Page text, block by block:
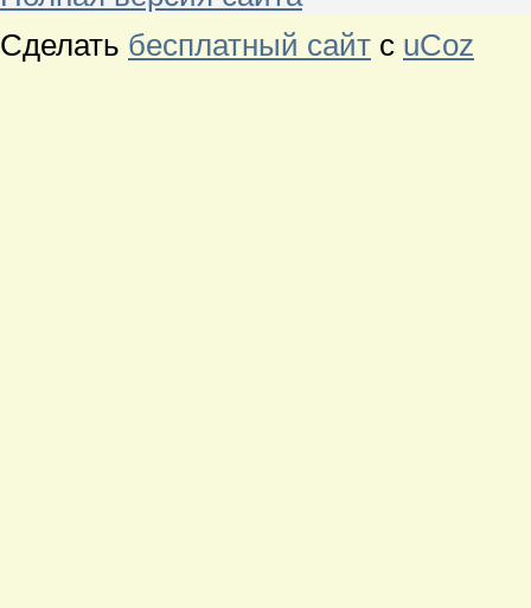
Сделать бесплатный сайт с uCoz